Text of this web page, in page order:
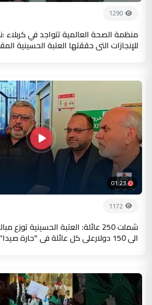
1290
منظمة الصحة العالمية تتواجد في كربلاء
للإنجازات التي حققتها العتبة الحسينية
01:23
1172
الى 150 دولارعلى كل عائلة في "حارة صيدا"